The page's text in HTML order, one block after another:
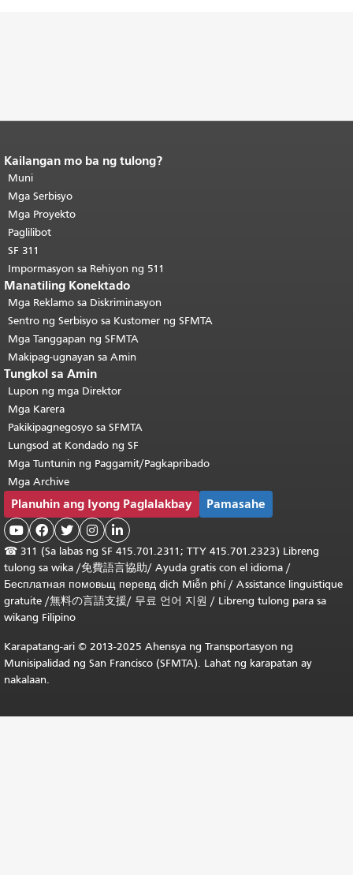
Katapusan ng nilalaman ng
pahina.
pahinang ito ay nauulit sa bawat
pahina.Bumalik sa itaas ng
pangunahing nilalaman
Kailangan mo ba ng tulong?
Muni
Mga Serbisyo
Mga Proyekto
Paglilibot
SF 311
Impormasyon sa Rehiyon ng 511
Manatiling Konektado
Mga Reklamo sa Diskriminasyon
Sentro ng Serbisyo sa Kustomer ng SFMTA
Mga Tanggapan ng SFMTA
Makipag-ugnayan sa Amin
Tungkol sa Amin
Lupon ng mga Direktor
Mga Karera
Pakikipagnegosyo sa SFMTA
Lungsod at Kondado ng SF
Mga Tuntunin ng Paggamit/Pagkapribado
Mga Archive
Planuhin ang Iyong Paglalakbay Pamasahe
    
☎ 311 (Sa labas ng SF 415.701.2311; TTY 415.701.2323) Libreng
tulong sa wika /免費語言協助/ Ayuda gratis con el idioma /
Бесплатная помовьщ перевд dịch Miễn phí/ Assistance linguistique
gratuite /無料の言語支援/ 무료 언어 지원 / Libreng tulong para sa
wikang Filipino
Karapatang-ari © 2013-2025 Ahensya ng Transportasyon ng
Munisipalidad ng San Francisco (SFMTA). Lahat ng karapatan ay
nakalaan.